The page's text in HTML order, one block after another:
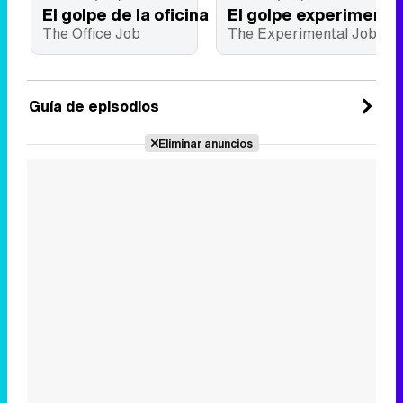
El golpe de la oficina
The Office Job
El golpe
The Experimental Job
Guía de episodios
Eliminar anuncios